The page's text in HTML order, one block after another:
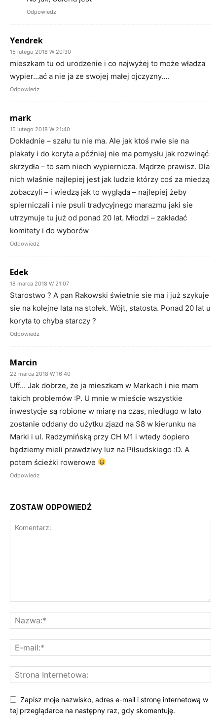
Odpowiedz
Yendrek
15 lutego 2018 W 20:30
mieszkam tu od urodzenie i co najwyżej to może władza
wypier…ać a nie ja ze swojej małej ojczyzny….
Odpowiedz
mark
15 lutego 2018 W 21:40
Dokładnie – szału tu nie ma. Ale jak ktoś rwie sie na
plakaty i do koryta a później nie ma pomysłu jak rozwinąć
skrzydła – to sam niech wypiernicza. Mądrze prawisz. Dla
nich właśnie najlepiej jest jak ludzie którzy coś za miedzą
zobaczyli – i wiedzą jak to wygląda – najlepiej żeby
spierniczali i nie psuli tradycyjnego marazmu jaki sie
utrzymuje tu już od ponad 20 lat. Młodzi – zakładać
komitety i do wyborów
Odpowiedz
Edek
18 marca 2018 W 21:07
Starostwo ? A pan Rakowski świetnie sie ma i już szykuje
sie na kolejne lata na stołek. Wójt, statosta. Ponad 20 lat u
koryta to chyba starczy ?
Odpowiedz
Marcin
22 marca 2018 W 16:40
Uff… Jak dobrze, że ja mieszkam w Markach i nie mam
takich problemów :P. U mnie w mieście wszystkie
inwestycje są robione w miarę na czas, niedługo w lato
zostanie oddany do użytku zjazd na S8 w kierunku na
Marki i ul. Radzymińską przy CH M1 i wtedy dopiero
będziemy mieli prawdziwy luz na Piłsudskiego :D. A
potem ścieżki rowerowe
Odpowiedz
ZOSTAW ODPOWIEDŹ
Zapisz moje nazwisko, adres e-mail i stronę internetową w
tej przeglądarce na następny raz, gdy skomentuję.